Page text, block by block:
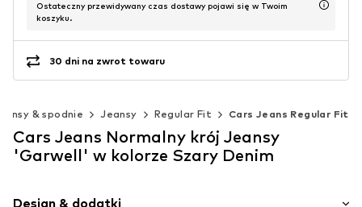
Ostateczny przewidywany czas dostawy pojawi się w Twoim
koszyku.
30 dni na zwrot towaru
& spodnie Jeansy Regular Fit Cars Jeans Regular Fit
Cars Jeans Normalny krój Jeansy
'Garwell' w kolorze Szary Denim
Design & dodatki